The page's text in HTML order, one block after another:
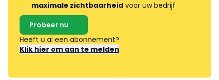
maximale zichtbaarheid voor uw bedrijf
Probeer nu
Heeft u al een abonnement?
Klik hier om aan te melden